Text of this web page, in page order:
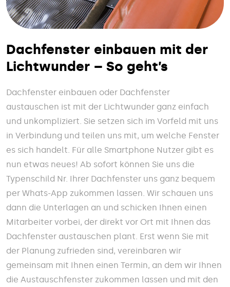
Dachfenster einbauen mit der
Lichtwunder – So geht’s
Dachfenster einbauen oder Dachfenster
austauschen ist mit der Lichtwunder ganz einfach
und unkompliziert. Sie setzen sich im Vorfeld mit uns
in Verbindung und teilen uns mit, um welche Fenster
es sich handelt. Für alle Smartphone Nutzer gibt es
nun etwas neues! Ab sofort können Sie uns die
Typenschild Nr. Ihrer Dachfenster uns ganz bequem
per Whats-App zukommen lassen. Wir schauen uns
dann die Unterlagen an und schicken Ihnen einen
Mitarbeiter vorbei, der direkt vor Ort mit Ihnen das
Dachfenster austauschen plant. Erst wenn Sie mit
der Planung zufrieden sind, vereinbaren wir
gemeinsam mit Ihnen einen Termin, an dem wir Ihnen
die Austauschfenster zukommen lassen und mit den